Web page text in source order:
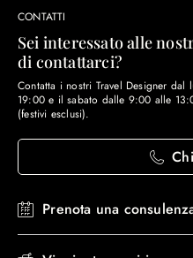
CONTATTI
Sei interessato alle
di contattarci?
Contatta i nostri Travel Designer
19:00 e il sabato dalle 9:00 alle
(festivi esclusi).
Prenota una